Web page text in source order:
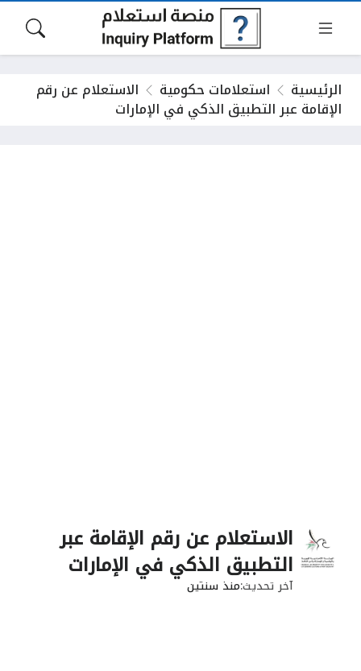
الرئيسية استعلامات حكومية الاستعلام عن رقم
الإقامة عبر التطبيق الذكي في الإمارات
الاستعلام عن رقم الإقامة عبر
التطبيق الذكي في الإمارات
آخر تحديثمنذ سنتين